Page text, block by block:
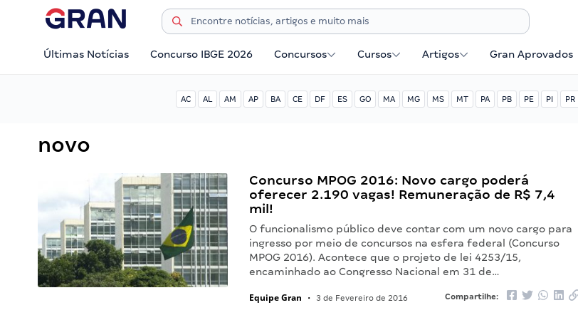
Últimas Notícias Concurso IBGE 2026 Concursos Cursos Artigos Gran Aprovados
AC AL AM AP BA CE DF ES GO MA MG MS MT PA PB PE PI PR
novo
Concurso MPOG 2016: Novo cargo poderá
oferecer 2.190 vagas! Remuneração de R$ 7,4
mil!
O funcionalismo público deve contar com um novo cargo para
ingresso por meio de concursos na esfera federal (Concurso
MPOG 2016). Acontece que o projeto de lei 4253/15,
encaminhado ao Congresso Nacional em 31 de…
Equipe Gran • 3 de Fevereiro de 2016 Compartilhe: